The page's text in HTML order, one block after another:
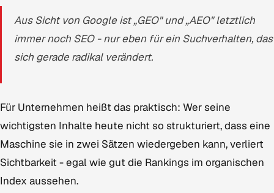
Aus Sicht von Google ist „GEO" und „AEO" letztlich
immer noch SEO - nur eben für ein Suchverhalten, das
sich gerade radikal verändert.
Für Unternehmen heißt das praktisch: Wer seine
wichtigsten Inhalte heute nicht so strukturiert, dass eine
Maschine sie in zwei Sätzen wiedergeben kann, verliert
Sichtbarkeit - egal wie gut die Rankings im organischen
Index aussehen.